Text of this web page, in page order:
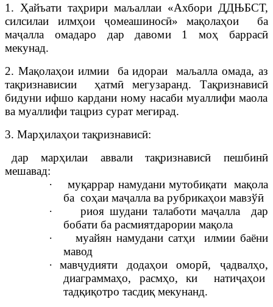
1. Ҳайъати таҳрири маљаллаи «Ахбори ДДЊБСТ,
силсилаи илмҳои ҷомеашиносӣ» мақолаҳои ба
маҷалла омадаро дар давоми 1 моҳ баррасӣ
мекунад.
2. Мақолаҳои илмии ба идораи маљалла омада, аз
тақризнависии ҳатмӣ мегузаранд. Тақризнависӣ
бидуни ифшо кардани ному насаби муаллифи маола
ва муаллифи тацриз сурат мегирад.
3. Марҳилаҳои тақризнависӣ:
дар марҳилаи аввали тақризнависӣ пешбинӣ
мешавад:
·
муқаррар намудани мутобиқати мақола
ба соҳаи маҷалла ва рубрикаҳои мавзўӣ
·
риоя шудани талаботи маҷалла дар
бобати ба расмиятдарории мақола
·
муайян намудани сатҳи илмии баёни
мавод
·
мавҷудияти додаҳои оморӣ, ҷадвалҳо,
диаграммаҳо, расмҳо, ки натиҷаҳои
тадқиқотро тасдиқ мекунанд.